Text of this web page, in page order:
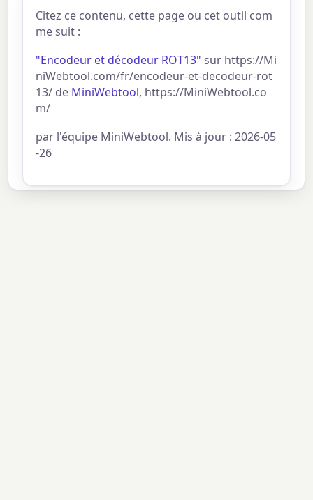
Citez ce contenu, cette page ou cet outil com
me suit :
"Encodeur et décodeur ROT13" sur https://Mi
niWebtool.com/fr/encodeur-et-decodeur-rot
13/ de MiniWebtool, https://MiniWebtool.co
m/
par l'équipe MiniWebtool. Mis à jour : 2026-05
-26